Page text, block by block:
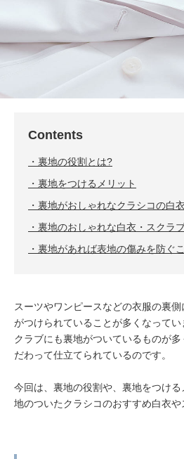
Contents
裏地の役割とは?
裏地をつけるメリット
裏地がおしゃれなクラシコの白
裏地のおしゃれな白衣・スクラ
裏地があれば表地の傷みを防ぐ
スーツやワンピースなどの衣服の裏
がつけられていることが多くなって
クラブにも裏地がついているものが
だわって仕立てられているのです。
今回は、裏地の役割や、裏地をつけ
地のついたクラシコのおすすめ白衣や